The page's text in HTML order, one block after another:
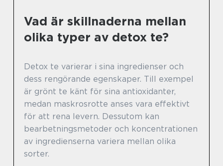
Vad är skillnaderna mellan
olika typer av detox te?
Detox te varierar i sina ingredienser och
dess rengörande egenskaper. Till exempel
är grönt te känt för sina antioxidanter,
medan maskrosrotte anses vara effektivt
för att rena levern. Dessutom kan
bearbetningsmetoder och koncentrationen
av ingredienserna variera mellan olika
sorter.